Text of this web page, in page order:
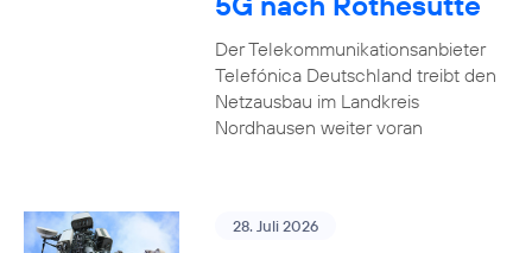
Der Telekommunikationsanbieter
Telefónica Deutschland treibt den
Netzausbau im Landkreis
Nordhausen weiter voran
28. Juli 2026